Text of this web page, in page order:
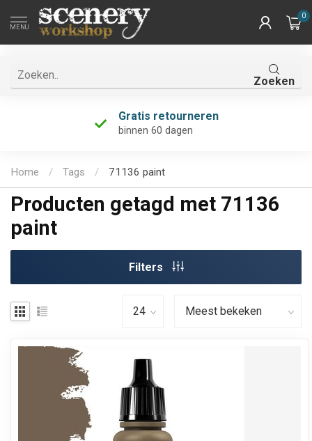
MENU
0
Zoeken
Gratis retourneren
binnen 60 dagen
Home / Tags / 71136 paint
Producten getagd met 71136
paint
Filters